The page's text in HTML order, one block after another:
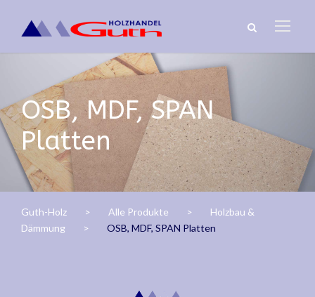
OSB, MDF, SPAN
Platten
Guth-Holz > Alle Produkte >
Holzbau &
Dämmung
> OSB, MDF, SPAN Platten